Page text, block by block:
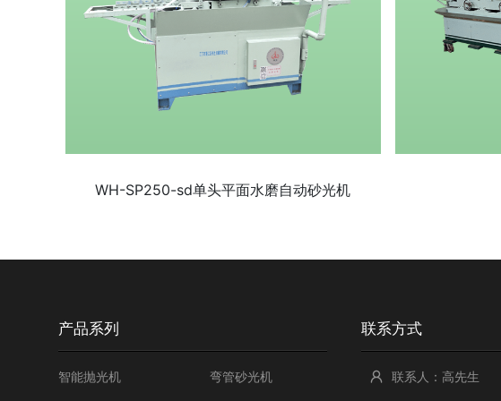
WH-SP250-sd单头平面水磨自动砂光机
产品系列
智能抛光机 弯管砂光机
联系方式
联系人：高先生